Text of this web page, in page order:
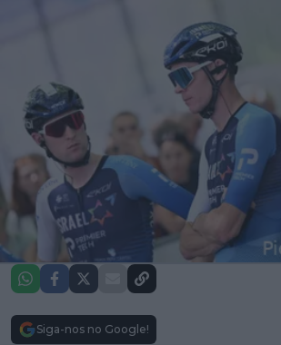
Siga-nos no Google!